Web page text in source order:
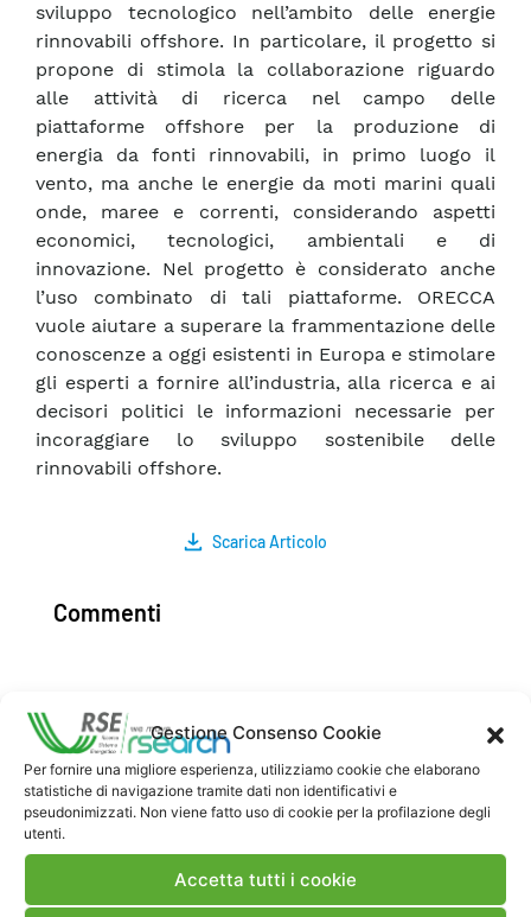
Gestione Consenso Cookie
Per fornire una migliore esperienza, utilizziamo cookie che elaborano
statistiche di navigazione tramite dati non identificativi e
pseudonimizzati. Non viene fatto uso di cookie per la profilazione degli
utenti.
Accetta tutti i cookie
sviluppo tecnologico nell’ambito delle energie
rinnovabili offshore. In particolare, il progetto si
propone di stimola la collaborazione riguardo
alle attività di ricerca nel campo delle
piattaforme offshore per la produzione di
energia da fonti rinnovabili, in primo luogo il
vento, ma anche le energie da moti marini quali
onde, maree e correnti, considerando aspetti
economici, tecnologici, ambientali e di
innovazione. Nel progetto è considerato anche
l’uso combinato di tali piattaforme. ORECCA
vuole aiutare a superare la frammentazione delle
conoscenze a oggi esistenti in Europa e stimolare
gli esperti a fornire all’industria, alla ricerca e ai
decisori politici le informazioni necessarie per
incoraggiare lo sviluppo sostenibile delle
rinnovabili offshore.
Scarica Articolo
Commenti
Pubblica un commento